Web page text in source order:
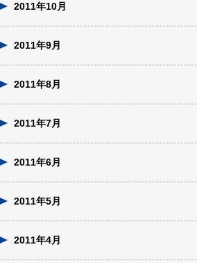
2011年10月
2011年9月
2011年8月
2011年7月
2011年6月
2011年5月
2011年4月